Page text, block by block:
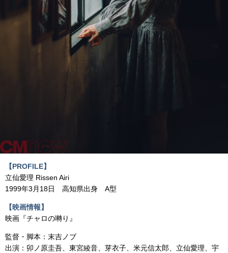
【PROFILE】
立仙愛理 Rissen Airi
1999年3月18日 高知県出身 A型
【映画情報】
映画『チャロの囀り』
監督・脚本：末吉ノブ
出演：卯ノ原圭吾、東宮綾音、芽衣子、米元信太郎、立仙愛理、宇